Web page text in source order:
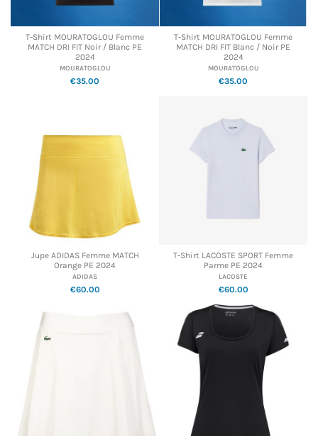
T-Shirt MOURATOGLOU Femme
MATCH DRI FIT Noir / Blanc PE
2024
MOURATOGLOU
€35.00
T-Shirt MOURATOGLOU Femme
MATCH DRI FIT Blanc / Noir PE
2024
MOURATOGLOU
€35.00
Jupe ADIDAS Femme MATCH
Orange PE 2024
ADIDAS
€60.00
T-Shirt LACOSTE SPORT Femme
Parme PE 2024
LACOSTE
€60.00